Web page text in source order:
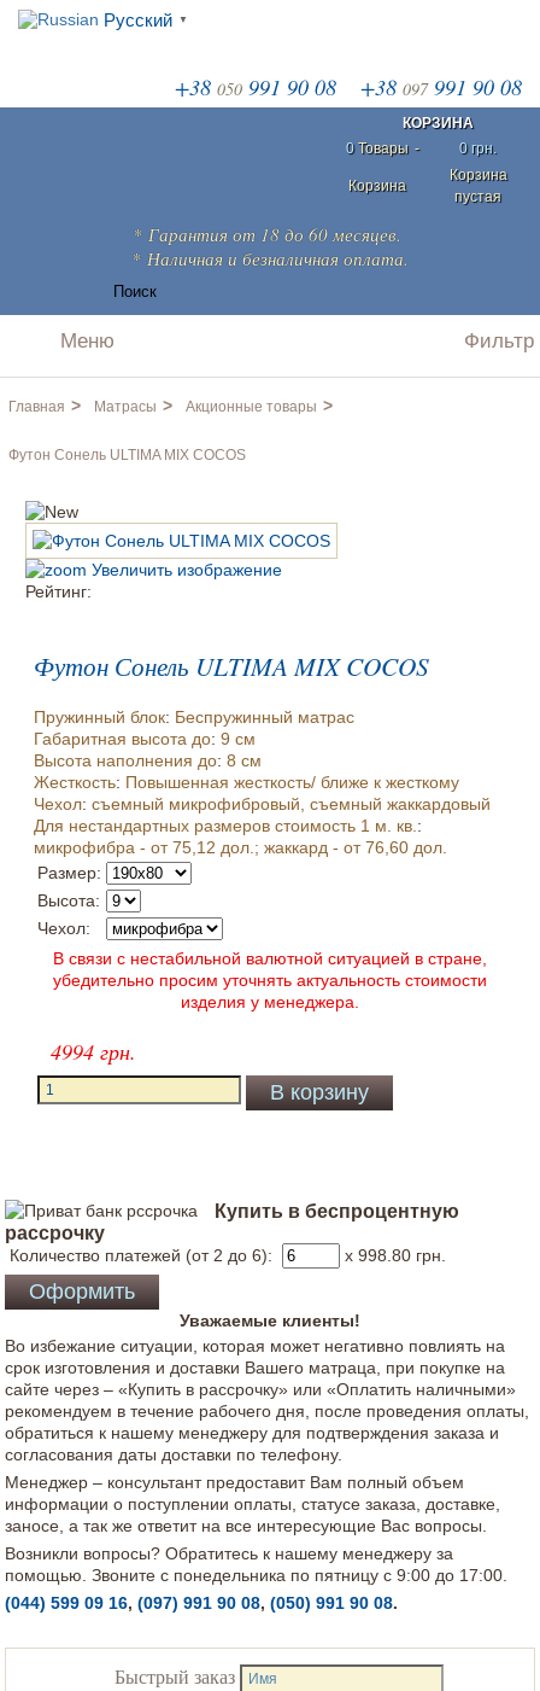
Русский ▼
+38 050 991 90 08 +38 097991 90 08
КОРЗИНА
0Товары - 0 грн.
Корзина
Корзина
пустая
* Гарантияот 18 до 60 месяцев.
* Наличная и безналичная оплата.
Главная > Матрасы > Акционные товары >
Футон Сонель ULTIMA MIX COCOS
Увеличить изображение
Рейтинг:
Футон Сонель ULTIMA MIX COCOS
Пружинный блок: Беспружинный матрас
Габаритная высота до:9 см
Высота наполнения до:8 см
Жесткость: Повышенная жесткость/ ближе к жесткому
Чехол:съемный микрофибровый, съемный жаккардовый
Для нестандартных размеров стоимость 1 м. кв.:
микрофибра - от 75,12 дол.; жаккард - от 76,60 дол.
Размер:
Высота:
Чехол:
В связи с нестабильной валютной ситуацией в стране,
убедительно просим уточнять актуальность стоимости
изделия у менеджера.
4994 грн.
Купить в беспроцентную
рассрочку
Количество платежей (от 2 до 6): x 998.80 грн.
Уважаемые клиенты!
Во избежание ситуации, которая может негативно повлиять на
срок изготовления и доставки Вашего матраца, при покупке на
сайте через – «Купить в рассрочку» или «Оплатить наличными»
рекомендуем в течение рабочего дня, после проведения оплаты,
обратиться к нашему менеджеру для подтверждения заказа и
согласования даты доставки по телефону.
Менеджер – консультант предоставит Вам полный объем
информации о поступлении оплаты, статусе заказа, доставке,
заносе, а так же ответит на все интересующие Вас вопросы.
Возникли вопросы? Обратитесь к нашему менеджеру за
помощью. Звоните с понедельника по пятницу с 9:00 до 17:00.
(044) 599 09 16,(097) 991 90 08,(050) 991 90 08.
Быстрый заказ